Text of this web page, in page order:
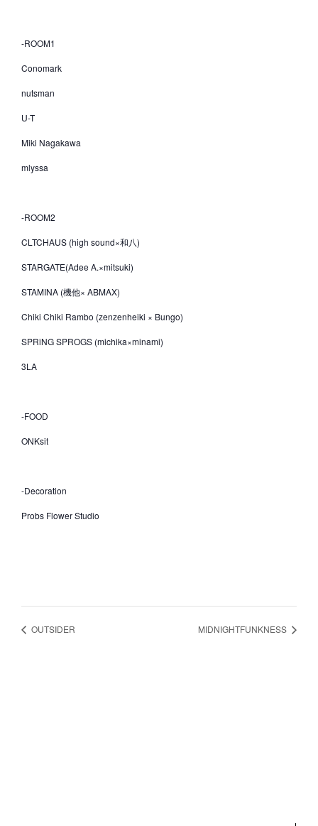
-ROOM1
Conomark
nutsman
U-T
Miki Nagakawa
mlyssa
-ROOM2
CLTCHAUS (high sound×和八)
STARGATE(Adee A.×mitsuki)
STAMINA (機他× ABMAX)
Chiki Chiki Rambo (zenzenheiki × Bungo)
SPRiNG SPROGS (michika×minami)
3LA
-FOOD
ONKsit
-Decoration
Probs Flower Studio
OUTSIDER MIDNIGHTFUNKNESS